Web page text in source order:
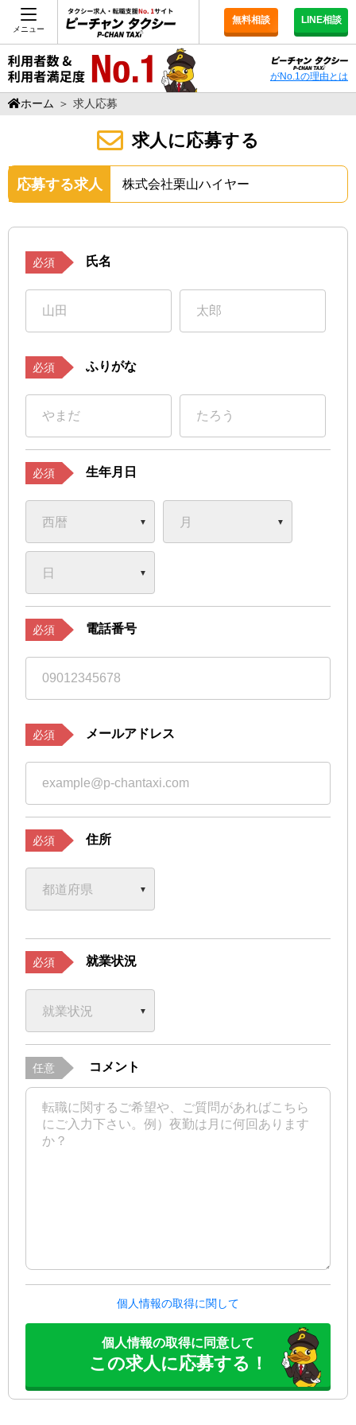
メニュー
無料相談 LINE相談
がNo.1の理由とは
ホーム ＞ 求人応募
求人に応募する
応募する求人 株式会社栗山ハイヤー
必須 氏名
必須 ふりがな
必須 生年月日
必須 電話番号
必須 メールアドレス
必須 住所
必須 就業状況
任意 コメント
個人情報の取得に関して
個人情報の取得に同意して
この求人に応募する！